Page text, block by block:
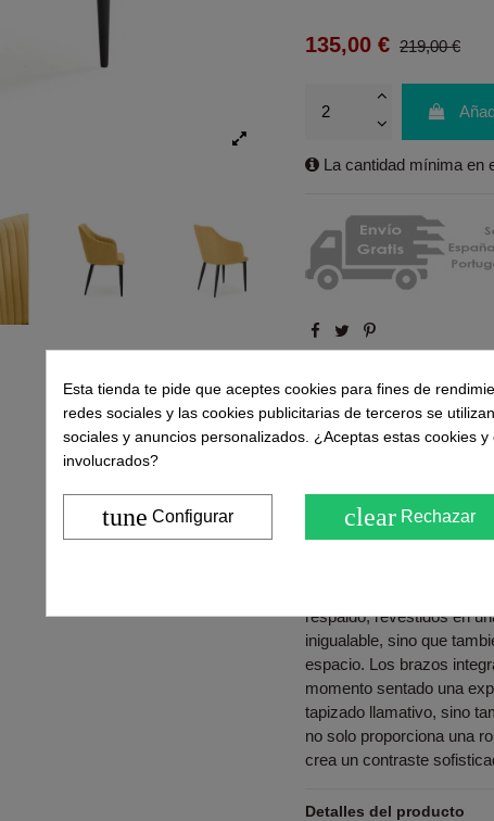
135,00 € 219,00 €
La cantidad mínima en
Puntuaciones y
( 0.0 / 5) - 0
Sea el
Descripción
Silla NADI, un equilibrio
respaldo, revestidos en
inigualable, sino que
espacio. Los brazos
momento sentado una
tapizado llamativo, sino
no solo proporciona una
crea un contraste
Detalles del producto
Esta tienda te pide que aceptes cookies para fines de
redes sociales y las cookies publicitarias de terceros se
sociales y anuncios personalizados. ¿Aceptas estas cookies
involucrados?
tune Configurar clear Rechazar